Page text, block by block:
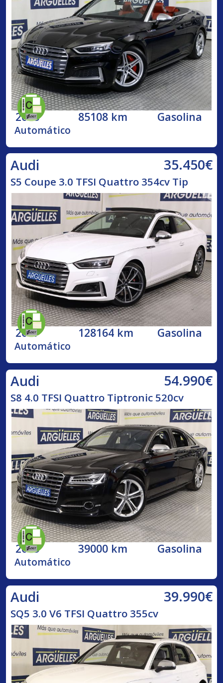
2018 85108 km Gasolina
Automático
Audi 35.450€
S5 Coupe 3.0 TFSI Quattro 354cv Tip
2017 128164 km Gasolina
Automático
Audi 54.990€
S8 4.0 TFSI Quattro Tiptronic 520cv
2015 39000 km Gasolina
Automático
Audi 39.990€
SQ5 3.0 V6 TFSI Quattro 355cv